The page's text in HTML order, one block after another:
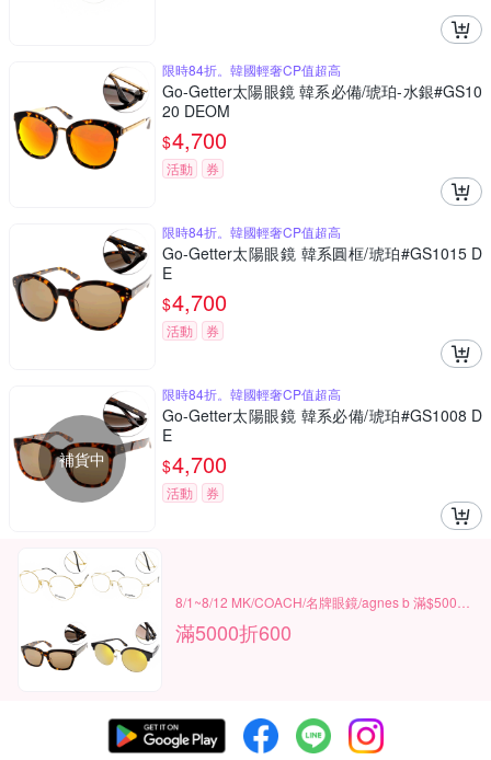
限時84折。韓國輕奢CP值超高
Go-Getter太陽眼鏡 韓系必備/琥珀-水銀#GS10
20 DEOM
$4,700
活動 券
限時84折。韓國輕奢CP值超高
Go-Getter太陽眼鏡 韓系圓框/琥珀#GS1015 D
E
$4,700
活動 券
補貨中
限時84折。韓國輕奢CP值超高
Go-Getter太陽眼鏡 韓系必備/琥珀#GS1008 D
E
$4,700
活動 券
滿5000折600